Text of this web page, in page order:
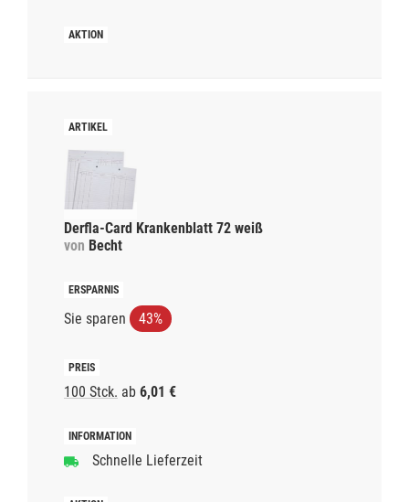
Derfla-Card Krankenblatt 72 weiß
von Becht
Sie sparen 43%
100 Stck. ab 6,01 €
Schnelle Lieferzeit